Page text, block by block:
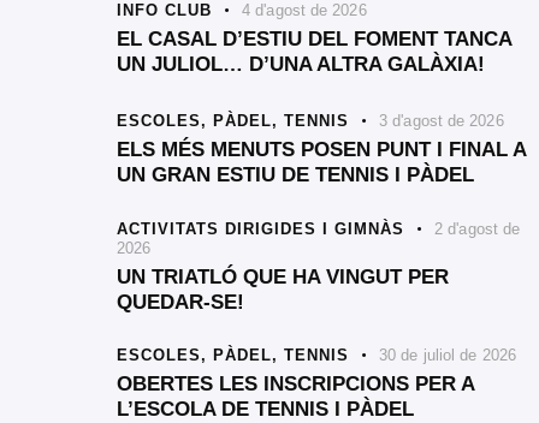
INFO CLUB 4 d'agost de 2026
EL CASAL D’ESTIU DEL FOMENT TANCA
UN JULIOL… D’UNA ALTRA GALÀXIA!
ESCOLES, PÀDEL, TENNIS 3 d'agost de 2026
ELS MÉS MENUTS POSEN PUNT I FINAL A
UN GRAN ESTIU DE TENNIS I PÀDEL
ACTIVITATS DIRIGIDES I GIMNÀS
2 d'agost de
2026
UN TRIATLÓ QUE HA VINGUT PER
QUEDAR-SE!
ESCOLES, PÀDEL, TENNIS 30 de juliol de 2026
OBERTES LES INSCRIPCIONS PER A
L’ESCOLA DE TENNIS I PÀDEL